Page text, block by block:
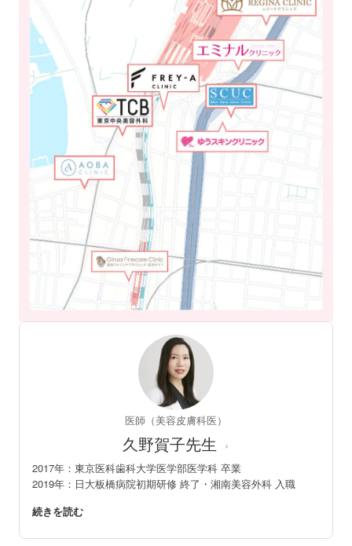
医師（美容皮膚科医）
久野賀子先生 ›
2017年：東京医科歯科大学医学部医学科 卒業
2019年：日大板橋病院初期研修 終了・湘南美容外科 入職